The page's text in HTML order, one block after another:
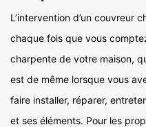
L’intervention d’un couvreur
chaque fois que vous
charpente de votre maison,
est de même lorsque vous
faire installer, réparer,
et ses éléments. Pour les